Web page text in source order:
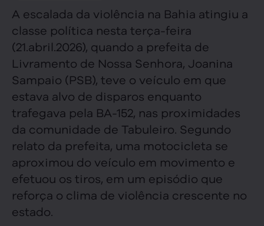
A escalada da violência na Bahia atingiu a
classe política nesta terça-feira
(21.abril.2026), quando a prefeita de
Livramento de Nossa Senhora, Joanina
Sampaio (PSB), teve o veículo em que
estava alvo de disparos enquanto
trafegava pela BA-152, nas proximidades
da comunidade de Tabuleiro. Segundo
relato da prefeita, uma motocicleta se
aproximou do veículo em movimento e
efetuou os tiros, em um episódio que
reforça o clima de violência crescente no
estado.